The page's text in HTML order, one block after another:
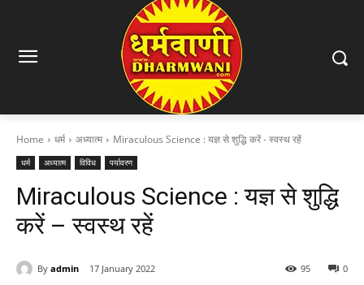
Home धर्म अध्यात्म Miraculous Science : यज्ञ से शुद्धि करें - स्वस्थ रहें
धर्म अध्यात्म विविध पर्यावरण
Miraculous Science : यज्ञ से शुद्धि
करें – स्वस्थ रहें
By admin 17 January 2022 0
95